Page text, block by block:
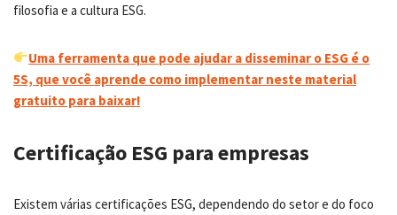
filosofia e a cultura ESG.
Uma ferramenta que pode ajudar a disseminar o ESG é o
5S, que você aprende como implementar neste material
gratuito para baixar!
Certificação ESG para empresas
Existem várias certificações ESG, dependendo do setor e do foco